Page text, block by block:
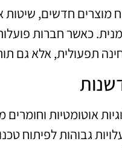
מוצרים חדשים, שיטות
כאשר חברות
תפעולית, אלא גם
אוטומטיות
גבוהות לפיתוח